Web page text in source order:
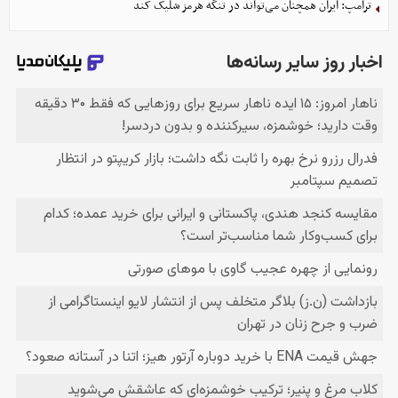
ترامپ: ایران همچنان می‌تواند در تنگه هرمز شلیک کند